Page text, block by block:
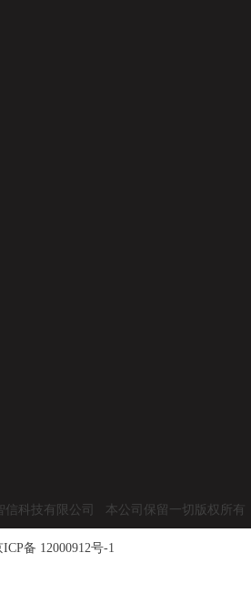
信科技有限公司 本公司保留一切版权所有
ICP备 12000912号-1